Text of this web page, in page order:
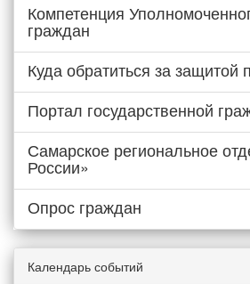
Компетенция
граждан
Куда обратиться за защитой
Портал государственной
Самарское региональное
России»
Опрос граждан
Календарь событий